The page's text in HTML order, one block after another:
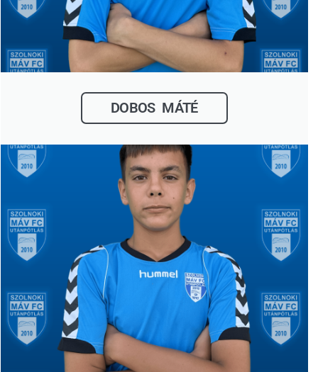
DOBOS MÁTÉ